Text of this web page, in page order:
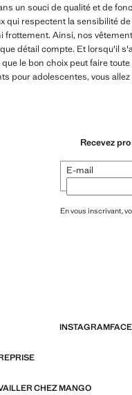
un souci de qualité et de
qui respectent la sensibilité
frottement. Ainsi, nos
détail compte. Et lorsqu'il
le bon choix peut faire
pour adolescentes, vous allez
Recevez
E-mail
En vous inscrivant,
INSTAGRAM
CHEZ MANGO